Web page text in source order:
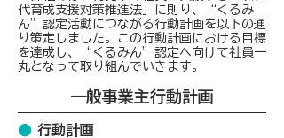
代育成支援対策推進法」に則り、“くるみ
ん”認定活動につながる行動計画を以下の通
り策定しました。この行動計画における目標
を達成し、“くるみん”認定へ向けて社員一
丸となって取り組んでいきます。
一般事業主行動計画
● 行動計画